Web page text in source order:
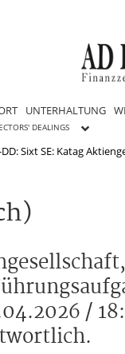
UNTERHALTUNG
DEALINGS
DD: Sixt SE: Katag
/